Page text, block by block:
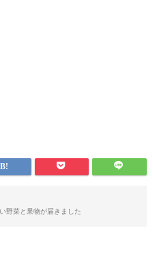
野菜と果物が届きました